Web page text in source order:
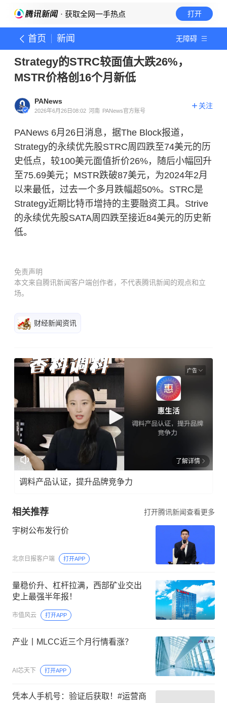
· 获取全网一手热点 打开
首页 新闻 无障碍
Strategy的STRC较面值大跌26%，
MSTR价格创16个月新低
PANews
2026年6月26日08:02 河南 PANews官方账号
关注
PANews 6月26日消息，据The Block报道，
Strategy的永续优先股STRC周四跌至74美元的历
史低点，较100美元面值折价26%，随后小幅回升
至75.69美元；MSTR跌破87美元，为2024年2月
以来最低，过去一个多月跌幅超50%。STRC是
Strategy近期 比特币增持的主要融资工具。Strive
的永续优先股SATA周四跌至接近84美元的历史新
低。
免责声明
本文来自腾讯新闻客户端创作者，不代表腾讯新闻的观点和立
场。
财经新闻资讯
广告
了解详情
调料产品认证，提升品牌竞争力
相关推荐 打开腾讯新闻查看更多
宇树公布发行价
北京日报客户端 打开APP
量稳价升、杠杆拉满，西部矿业交出
史上最强半年报！
市值风云 打开APP
产业丨MLCC近三个月行情看涨？
AI芯天下 打开APP
凭本人手机号：验证后获取！#运营商